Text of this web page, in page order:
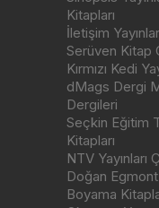
Kitapları
İletişim
Serüven Kitap
Kırmızı Kedi
dMags Dergi
Dergileri
Seçkin Eğitim
Kitapları
NTV Yayınları
Doğan Egmont
Boyama